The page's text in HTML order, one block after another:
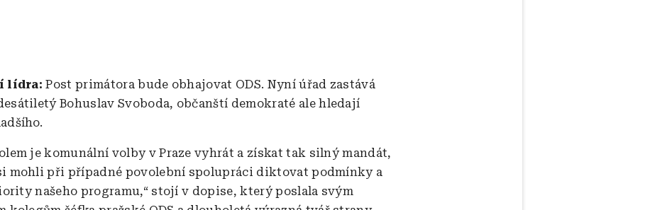
lídra: Post primátora bude obhajovat ODS. Nyní úřad zastává
Bohuslav Svoboda, občanští demokraté ale hledají
je komunální volby v Praze vyhrát a získat tak silný mandát,
mohli při případné povolební spolupráci diktovat podmínky a
našeho programu,“ stojí v dopise, který poslala svým